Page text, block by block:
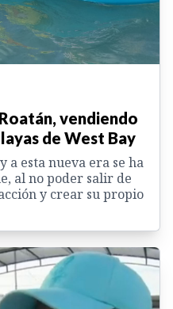
vendiendo
de West Bay
a esta nueva era se ha
al no poder salir de
y crear su propio